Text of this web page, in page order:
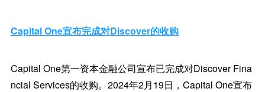
Capital One宣布完成对Discover的收购
Capital One第一资本金融公司宣布已完成对Discover Fina
ncial Services的收购。2024年2月19日，Capital One宣布